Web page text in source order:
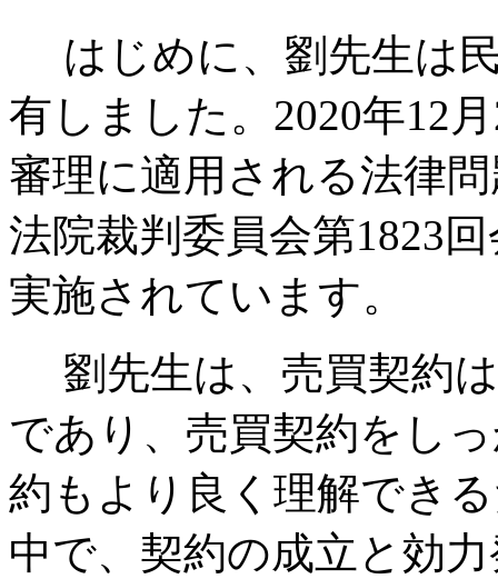
はじめに、劉先生は
有しました。2020年12
審理に適用される法律
法院裁判委員会第1823
実施されています。
劉先生は、売買契約
であり、売買契約をし
約もより良く理解でき
中で、契約の成立と効